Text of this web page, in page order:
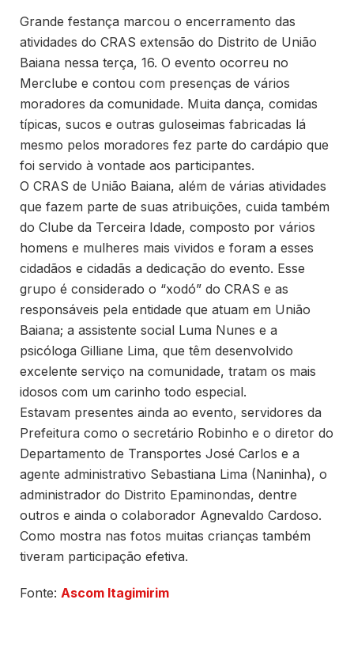
Grande festança marcou o encerramento das
atividades do CRAS extensão do Distrito de União
Baiana nessa terça, 16. O evento ocorreu no
Merclube e contou com presenças de vários
moradores da comunidade. Muita dança, comidas
típicas, sucos e outras guloseimas fabricadas lá
mesmo pelos moradores fez parte do cardápio que
foi servido à vontade aos participantes.
O CRAS de União Baiana, além de várias atividades
que fazem parte de suas atribuições, cuida também
do Clube da Terceira Idade, composto por vários
homens e mulheres mais vividos e foram a esses
cidadãos e cidadãs a dedicação do evento. Esse
grupo é considerado o “xodó” do CRAS e as
responsáveis pela entidade que atuam em União
Baiana; a assistente social Luma Nunes e a
psicóloga Gilliane Lima, que têm desenvolvido
excelente serviço na comunidade, tratam os mais
idosos com um carinho todo especial.
Estavam presentes ainda ao evento, servidores da
Prefeitura como o secretário Robinho e o diretor do
Departamento de Transportes José Carlos e a
agente administrativo Sebastiana Lima (Naninha), o
administrador do Distrito Epaminondas, dentre
outros e ainda o colaborador Agnevaldo Cardoso.
Como mostra nas fotos muitas crianças também
tiveram participação efetiva.
Fonte: Ascom Itagimirim